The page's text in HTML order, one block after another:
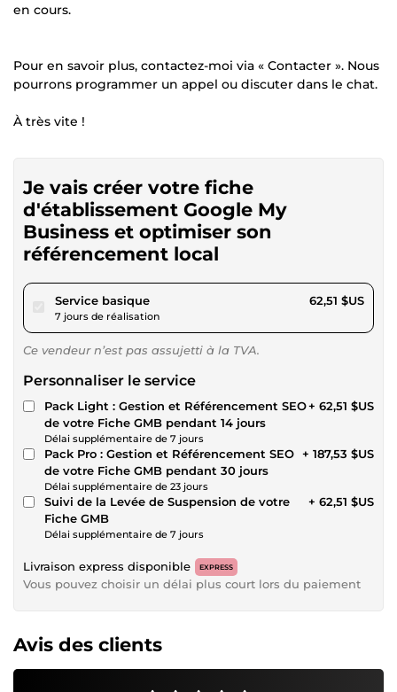
en cours.
Pour en savoir plus, contactez-moi via « Contacter ». Nous
pourrons programmer un appel ou discuter dans le chat.
À très vite !
Je vais créer votre fiche
d'établissement Google My
Business et optimiser son
référencement local
Service basiquepour 57,61 $US
7 jours de réalisation
62,51 $US
Ce vendeur n’est pas assujetti à la TVA.
Personnaliser le service
Pack Light : Gestion et Référencement SEO
de votre Fiche GMB pendant 14 jours
Délai supplémentaire de 7 jours
+ 62,51 $US
Pack Pro : Gestion et Référencement SEO
de votre Fiche GMB pendant 30 jours
Délai supplémentaire de 23 jours
+ 187,53 $US
Suivi de la Levée de Suspension de votre
Fiche GMB
Délai supplémentaire de 7 jours
+ 62,51 $US
Livraison express disponible EXPRESS
Vous pouvez choisir un délai plus court lors du paiement
Avis des clients